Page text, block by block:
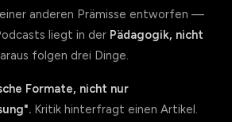
anderen Prämisse entworfen —
liegt in der Pädagogik, nicht
folgen drei Dinge.
Formate, nicht nur
Kritik hinterfragt einen Artikel.